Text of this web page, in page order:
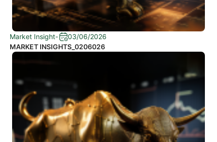
Market Insight-
03/06/2026
MARKET INSIGHTS_0206026